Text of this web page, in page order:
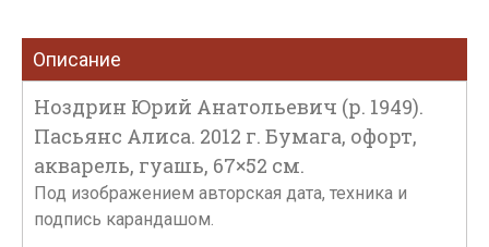
Описание
Ноздрин Юрий Анатольевич (р. 1949).
Пасьянс Алиса. 2012 г. Бумага, офорт,
акварель, гуашь, 67×52 см.
Под изображением авторская дата, техника и
подпись карандашом.